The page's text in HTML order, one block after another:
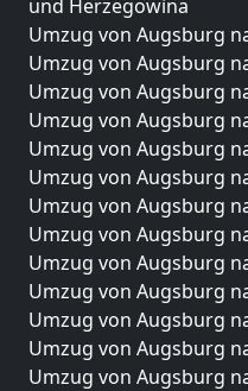
und Herzegowina
Umzug von Augsburg
Umzug von Augsburg
Umzug von Augsburg
Umzug von Augsburg
Umzug von Augsburg
Umzug von Augsburg
Umzug von Augsburg
Umzug von Augsburg
Umzug von Augsburg
Umzug von Augsburg
Umzug von Augsburg
Umzug von Augsburg
Umzug von Augsburg